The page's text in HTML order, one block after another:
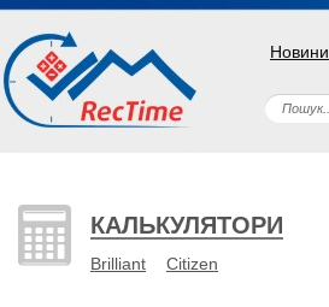
Новини
КАЛЬКУЛЯТОРИ
Brilliant Citizen